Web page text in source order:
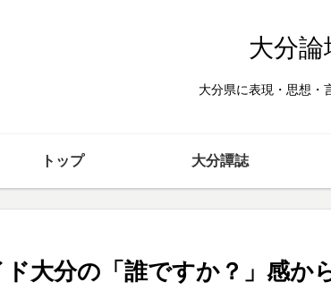
大分論
大分県に表現・思想・
トップ 大分譚誌
大分の「誰ですか？」感か